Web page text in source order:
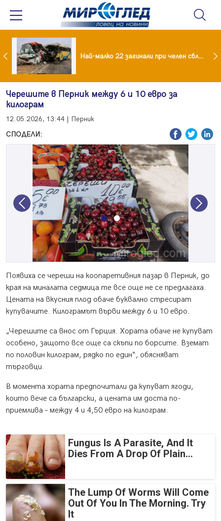
споразумение със САЩ , но без компромиси Най-малко 22 загинали при челен сблъсък между два автобуса
Черешите в Перник между 6 и 10 евро за
килограм
12.05.2026, 13:44 | Перник
СПОДЕЛИ:
Previous Next
Появиха се череши на коопаретивния пазар в Перник, до
края на миналата седмица те все още не се предлагаха.
Цената на вкусния плод обаче буквално стресират
купувачите. Килограмът върви между 6 и 10 евро.
„Черешите са внос от Гърция. Хората обаче не купуват
особено, защото все още са скъпи по борсите. Вземат
по половин килограм, рядко по един“, обясняват
търговци.
В момента хората предпочитали да купуват ягоди,
които вече са български, а цената им доста по-
приемлива – между 4 и 4,50 евро на килограм.
Fungus Is A Parasite, And It
Dies From A Drop Of Plain...
The Lump Of Worms Will Come
Out Of You In The Morning. Try
It